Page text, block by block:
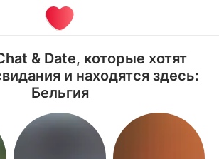
& Date, которые хотят
и находятся здесь:
Бельгия